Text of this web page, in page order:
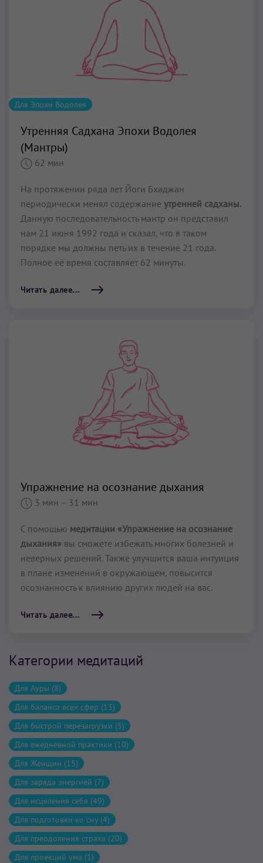
Для Эпохи Водолея
Утренняя Садхана Эпохи Водолея
(Мантры)
62 мин
На протяжении ряда лет Йоги Бхаджан
периодически менял содержание утренней садханы.
Данную последовательность мантр он представил
нам 21 июня 1992 года и сказал, что в таком
порядке мы должны петь их в течение 21 года.
Полное её время составляет 62 минуты.
Читать далее...
Упражнение на осознание дыхания
3 мин – 31 мин
С помощью медитации «Упражнение на осознание
дыхания» вы сможете избежать многих болезней и
неверных решений. Также улучшится ваша интуиция
в плане изменений в окружающем, повысится
осознанность к влиянию других людей на вас.
Читать далее...
Категории медитаций
Для Ауры (8)
Для баланса всех сфер (13)
Для быстрой перезагрузки (5)
Для ежедневной практики (10)
Для Женщин (15)
Для заряда энергией (7)
Для исцеления себя (49)
Для подготовки ко сну (4)
Для преодоления страха (20)
Для проекций ума (1)